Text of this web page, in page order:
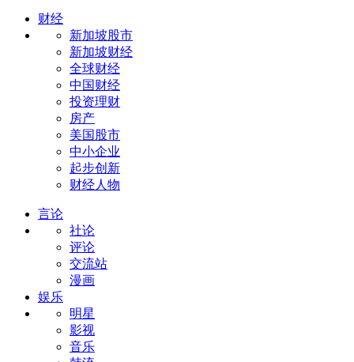
财经
新加坡股市
新加坡财经
全球财经
中国财经
投资理财
房产
美国股市
中小企业
起步创新
财经人物
言论
社论
评论
交流站
漫画
娱乐
明星
影视
音乐